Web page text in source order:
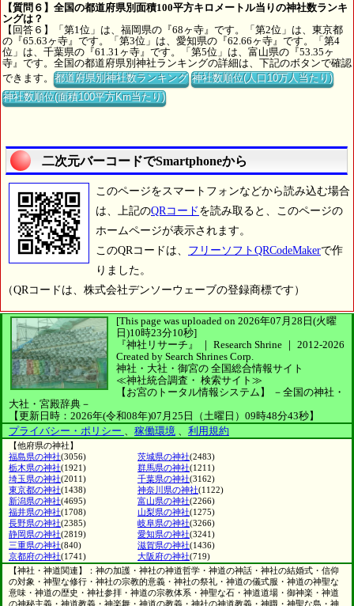
【質問６】全国の都道府県別面積100平方キロメートル当りの神社数ランキ
ングは？
【回答６】「第1位」は、福岡県の『68ヶ寺』です。「第2位」は、東京都
の『65.63ヶ寺』です。「第3位」は、愛知県の『62.66ヶ寺』です。「第4
位」は、千葉県の『61.31ヶ寺』です。「第5位」は、富山県の『53.35ヶ
寺』です。全国の都道府県別神社ランキングの詳細は、下記のボタンで確認
できます。都道府県別神社数ランキング 神社数順位(人口10万人当たり)
神社数順位(面積100平方Km当たり)
二次元バーコードでSmartphoneから
このページをスマートフォンなどから読み込む場合
は、上記のQRコード を読み取ると、このページの
ホームページが表示されます。
このQRコードは、 フリーソフトQRCodeMakerで作
りました。
（QRコードは、株式会社デンソーウェーブの登録商標です）
[This page was uploaded on 2026年07月28日(火曜
日)10時23分10秒]
『神社リサーチ』 ｜ Research Shrine ｜ 2012-2026
Created by Search Shrines Corp.
神社・大社・御宮の 全国総合情報サイト
≪神社統合調査・ 検索サイト≫
【お宮のトータル情報システム】
－全国の神社・
大社・宮殿辞典－
【更新日時：2026年(令和08年)07月25日（土曜日）09時48分43秒】
プライバシー・ポリシー
稼働環境 利用規約
【他府県の神社】
福島県の神社(3056) 茨城県の神社(2483)
栃木県の神社(1921) 群馬県の神社(1211)
埼玉県の神社(2011) 千葉県の神社(3162)
東京都の神社(1438) 神奈川県の神社(1122)
新潟県の神社(4695) 富山県の神社(2266)
福井県の神社(1708) 山梨県の神社(1275)
長野県の神社(2385) 岐阜県の神社(3266)
静岡県の神社(2819) 愛知県の神社(3241)
三重県の神社(840) 滋賀県の神社(1436)
京都府の神社(1741) 大阪府の神社(719)
【神社・神道関連】：神の加護・神社の神道哲学・神道の神話・神社の結婚式・信仰
の対象・神聖な修行・神社の宗教的意義・神社の祭礼・神道の儀式服・神道の神聖な
意味・神道の歴史・神社参拝・神道の宗教体系・神聖な石・神道道場・御神楽・神道
の神秘主義・神道教義・神楽舞・神道の教義・神社の神道教義・神職・神聖な島・神